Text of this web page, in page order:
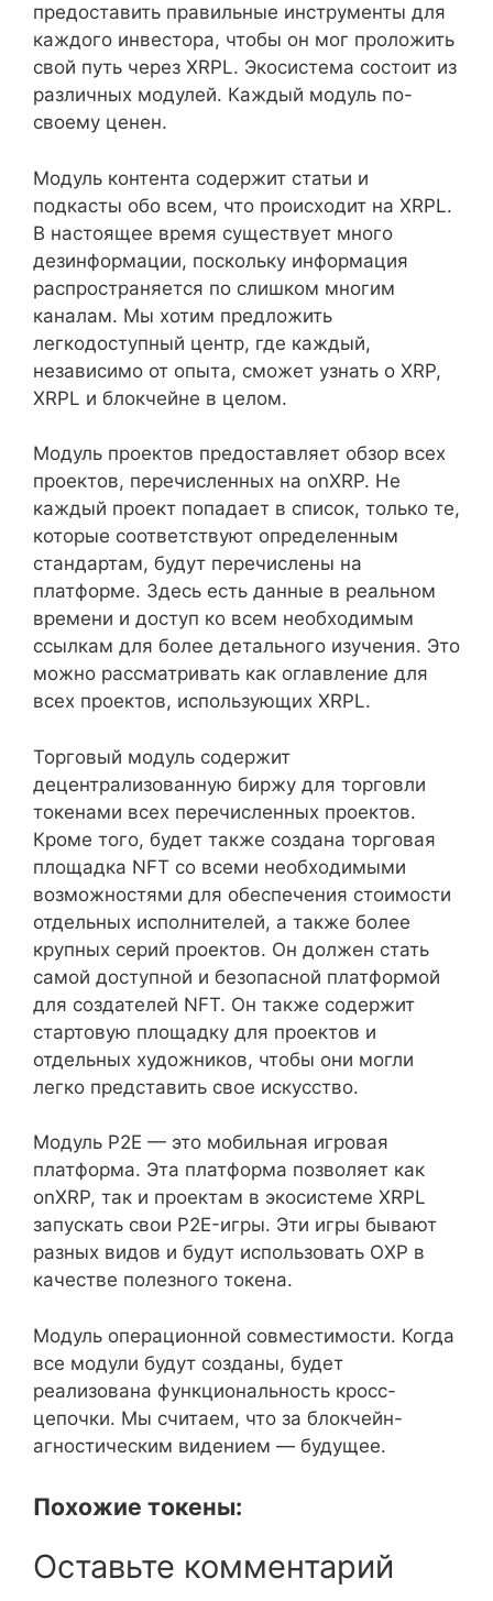
предоставить правильные инструменты для
каждого инвестора, чтобы он мог проложить
свой путь через XRPL. Экосистема состоит из
различных модулей. Каждый модуль по-
своему ценен.
Модуль контента содержит статьи и
подкасты обо всем, что происходит на XRPL.
В настоящее время существует много
дезинформации, поскольку информация
распространяется по слишком многим
каналам. Мы хотим предложить
легкодоступный центр, где каждый,
независимо от опыта, сможет узнать о XRP,
XRPL и блокчейне в целом.
Модуль проектов предоставляет обзор всех
проектов, перечисленных на onXRP. Не
каждый проект попадает в список, только те,
которые соответствуют определенным
стандартам, будут перечислены на
платформе. Здесь есть данные в реальном
времени и доступ ко всем необходимым
ссылкам для более детального изучения. Это
можно рассматривать как оглавление для
всех проектов, использующих XRPL.
Торговый модуль содержит
децентрализованную биржу для торговли
токенами всех перечисленных проектов.
Кроме того, будет также создана торговая
площадка NFT со всеми необходимыми
возможностями для обеспечения стоимости
отдельных исполнителей, а также более
крупных серий проектов. Он должен стать
самой доступной и безопасной платформой
для создателей NFT. Он также содержит
стартовую площадку для проектов и
отдельных художников, чтобы они могли
легко представить свое искусство.
Модуль P2E — это мобильная игровая
платформа. Эта платформа позволяет как
onXRP, так и проектам в экосистеме XRPL
запускать свои P2E-игры. Эти игры бывают
разных видов и будут использовать OXP в
качестве полезного токена.
Модуль операционной совместимости. Когда
все модули будут созданы, будет
реализована функциональность кросс-
цепочки. Мы считаем, что за блокчейн-
агностическим видением — будущее.
Похожие токены:
Оставьте комментарий